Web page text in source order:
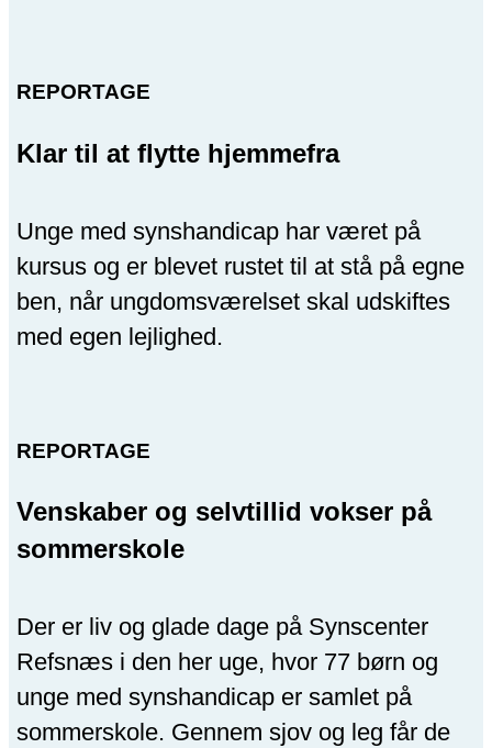
REPORTAGE
Klar til at flytte hjemmefra
Unge med synshandicap har været på
kursus og er blevet rustet til at stå på egne
ben, når ungdomsværelset skal udskiftes
med egen lejlighed.
REPORTAGE
Venskaber og selvtillid vokser på
sommerskole
Der er liv og glade dage på Synscenter
Refsnæs i den her uge, hvor 77 børn og
unge med synshandicap er samlet på
sommerskole. Gennem sjov og leg får de